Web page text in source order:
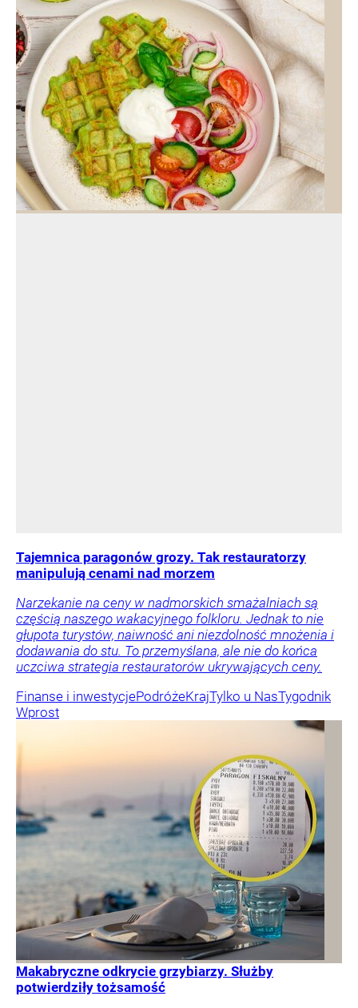
Tajemnica paragonów grozy. Tak restauratorzy
manipulują cenami nad morzem
Narzekanie na ceny w nadmorskich smażalniach są
częścią naszego wakacyjnego folkloru. Jednak to nie
głupota turystów, naiwność ani niezdolność mnożenia i
dodawania do stu. To przemyślana, ale nie do końca
uczciwa strategia restauratorów ukrywających ceny.
Finanse i inwestycjePodróżeKrajTylko u NasTygodnik
Wprost
Makabryczne odkrycie grzybiarzy. Służby
potwierdziły tożsamość